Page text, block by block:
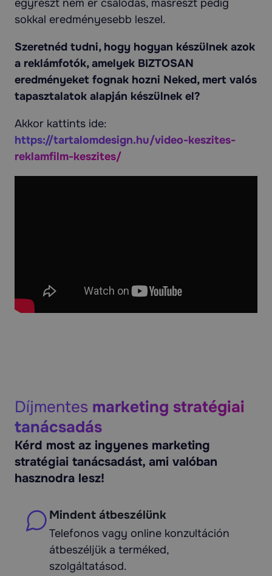
egyrészt nem ér csalódás, másrészt pedig
sokkal eredményesebb leszel.
Szeretnéd tudni, hogy hogyan készülnek azok
a reklámfotók, amelyek BIZTOSAN
eredményeket fognak hozni Neked, mert valós
tapasztalatok alapján készülnek el?
Akkor kattints ide:
https://tartalomdesign.hu/video-keszites-
reklamfilm-keszites/
Díjmentes marketing stratégiai
tanácsadás
Kérd most az ingyenes marketing
stratégiai tanácsadást, ami valóban
hasznodra lesz!
Mindent átbeszélünk
Telefonos vagy online konzultáción
átbeszéljük a terméked,
szolgáltatásod.